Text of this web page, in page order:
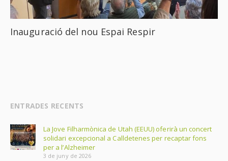
Inauguració del nou Espai Respir
ENTRADES RECENTS
La Jove Filharmònica de Utah (EEUU) oferirà un concert
solidari excepcional a Calldetenes per recaptar fons
per a l’Alzheimer
3 de juny de 2026